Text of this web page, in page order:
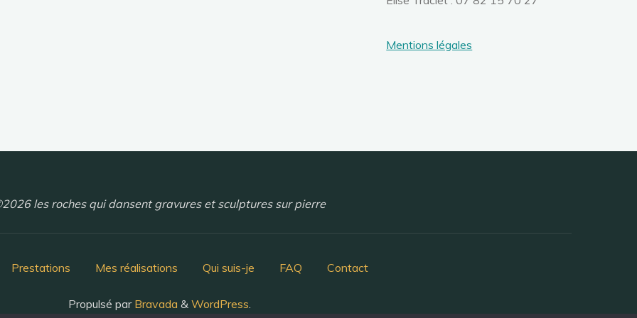
Mentions légales
les roches qui dansent gravures et sculptures sur pierre
Prestations Mes réalisations Qui suis-je FAQ Contact
Propulsé parBravada & WordPress